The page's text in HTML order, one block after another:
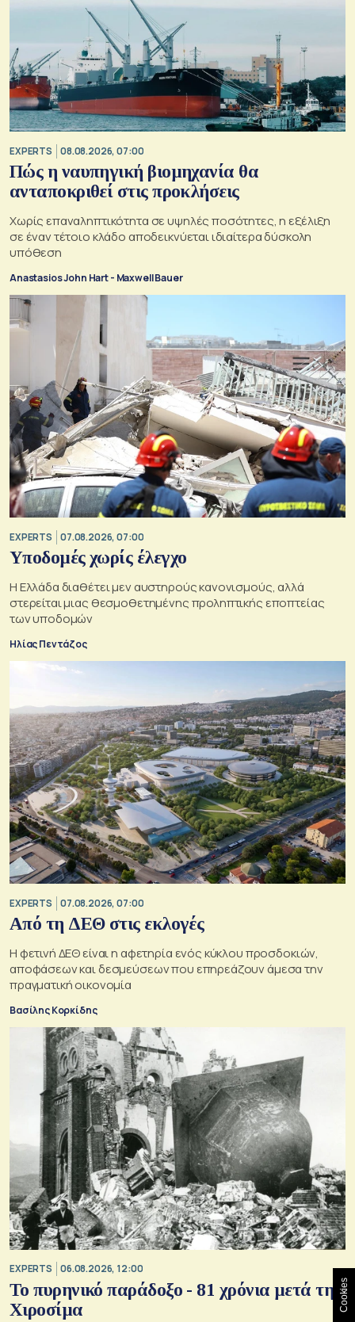
EXPERTS 08.08.2026, 07:00
Πώς η ναυπηγική βιομηχανία θα
ανταποκριθεί στις προκλήσεις
Χωρίς επαναληπτικότητα σε υψηλές ποσότητες, η εξέλιξη
σε έναν τέτοιο κλάδο αποδεικνύεται ιδιαίτερα δύσκολη
υπόθεση
Anastasios John Hart - Maxwell Bauer
EXPERTS 07.08.2026, 07:00
Υποδομές χωρίς έλεγχο
Η Ελλάδα διαθέτει μεν αυστηρούς κανονισμούς, αλλά
στερείται μιας θεσμοθετημένης προληπτικής εποπτείας
των υποδομών
Ηλίας Πεντάζος
EXPERTS 07.08.2026, 07:00
Από τη ΔΕΘ στις εκλογές
Η φετινή ΔΕΘ είναι η αφετηρία ενός κύκλου προσδοκιών,
αποφάσεων και δεσμεύσεων που επηρεάζουν άμεσα την
πραγματική οικονομία
Βασίλης Κορκίδης
EXPERTS 06.08.2026, 12:00
Το πυρηνικό παράδοξο - 81 χρόνια μετά την
Χιροσίμα
Cookies